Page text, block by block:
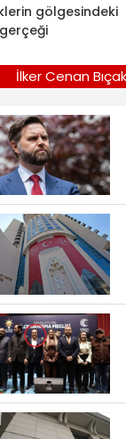
gölgesindeki
gerçeği
İlker Cenan